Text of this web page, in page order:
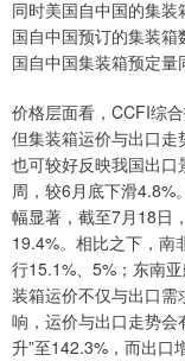
同时美国自中国的集
国自中国预订的集装
国自中国集装箱预定量
价格层面看，CCFI综
但集装箱运价与出口
也可较好反映我国出
周，较6月底下滑4.8%
幅显著，截至7月18日
19.4%。相比之下，南
行15.1%、5%；东南
装箱运价不仅与出口
响，运价与出口走势会
升”至142.3%，而出口